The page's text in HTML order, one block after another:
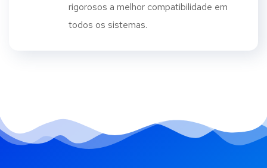
rigorosos a melhor compatibilidade em
todos os sistemas.